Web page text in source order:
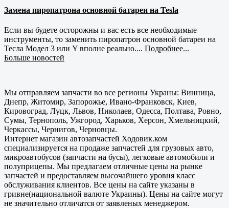
Замена пиропатрона основной батареи на Tesla
Если вы будете осторожны и вас есть все необходимые
инструменты, то заменить пиропатрон основной батареи на
Тесла Модел 3 или Y вполне реально.... Подробнее...
Больше новостей
Мы отправляем запчасти во все регионы Украны: Винница,
Днепр, Житомир, Запорожье, Ивано-Франковск, Киев,
Кировоград, Луцк, Львов, Николаев, Одесса, Полтава, Ровно,
Сумы, Тернополь, Ужгород, Харьков, Херсон, Хмельницкий,
Черкассы, Чернигов, Черновцы.
Интернет магазин автозапчастей Ходовик.ком
специализируется на продаже запчастей для грузовых авто,
микроавтобусов (запчасти на бусы), легковые автомобили и
полуприцепы. Мы предлагаем отличные цены на рынке
запчастей и предоставляем высочайшего уровня класс
обслуживания клиентов. Все цены на сайте указаны в
гривне(национальной валюте Украины). Цены на сайте могут
не значительно отличатся от заявленых менеджером.